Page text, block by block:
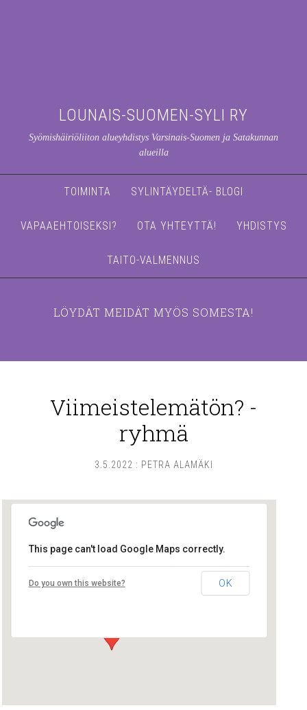
LOUNAIS-SUOMEN-SYLI RY
Syömishäiriöliiton alueyhdistys Varsinais-Suomen ja Satakunnan
alueilla
TOIMINTA SYLINTÄYDELTÄ- BLOGI
VAPAAEHTOISEKSI? OTA YHTEYTTÄ! YHDISTYS
TAITO-VALMENNUS
LÖYDÄT MEIDÄT MYÖS SOMESTA!
Viimeistelemätön? -
ryhmä
3.5.2022 : PETRA ALAMÄKI
Lounais-Suomen – SYLI ry
Maariankatu 8 D 104 - Turku
This page can't load Google Maps correctly.
Do you own this website? OK